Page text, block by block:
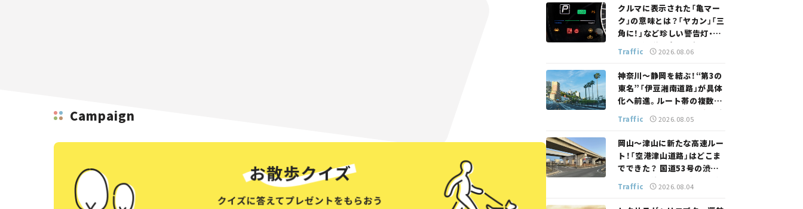
Campaign
クルマに表示された「亀マー
ク」の意味とは？「ヤカン」「三
角に！」など珍しい警告灯・表
示灯を解説。 意外と便利なマ
ークも【クルマの知識】
Traffic 2026.08.06
神奈川～静岡を結ぶ！“第3の
東名”「伊豆湘南道路」が具体
化へ前進。ルート帯の複数案
検討へ。熱海まで信号ゼロが
実現？ 【いま気になる道路計
画】
Traffic 2026.08.05
岡山～津山に新たな高速ルー
ト！「空港津山道路」はどこま
でできた？ 国道53号の渋滞
緩和に期待。岡山市側でも動
きが【いま気になる道路計画】
Traffic 2026.08.04